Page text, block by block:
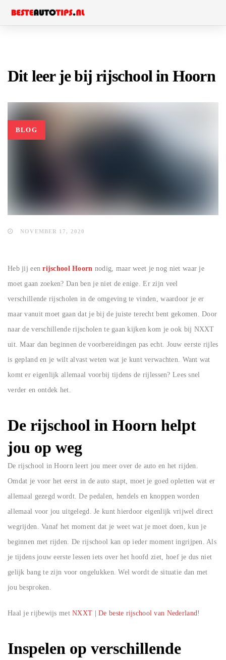
Skip
Dit leer je bij rijschool in Hoorn
BLOG
NOVEMBER 17, 2020
Heb jij eenrijschool Hoorn nodig, maar weet je nog niet waar je
moet gaan zoeken? Dan ben je niet de enige. Er zijn veel
verschillende rijscholen in de omgeving te vinden, waardoor je er
maar vanuit moet gaan dat je bij de juiste terecht bent gekomen. Door
naar de verschillende rijscholen te gaan kijken kom je ook bij NXXT
uit. Maar dan beginnen de voorbereidingen pas echt. Jouw eerste rijles
is gepland en je wilt alvast weten wat je kunt verwachten. Want wat
komt er eigenlijk allemaal voorbij tijdens de rijlessen? Lees snel
verder en ontdek het.
De rijschool in Hoorn helpt
jou op weg
De rijschool in Hoorn leert jou meer over de auto en het rijden.
Omdat je voor het eerst in de auto stapt, moet je goed opletten wat er
allemaal gezegd wordt. De pedalen, hendels en knoppen worden
allemaal voor jou uitgelegd. Je kunt hierdoor eigenlijk vrijwel direct
wegrijden. Vanaf het moment dat je weet wat je moet doen, kun je
beginnen met rijden. De rijschool kan op ieder moment ingrijpen. Als
je tijdens jouw eerste lessen iets over het hoofd ziet, hoef je dus niet
gelijk bang te zijn voor ongelukken. Wel wordt de situatie dan met
jou besproken.
Haal je rijbewijs metNXXT | De beste rijschool van Nederland!
Inspelen op verschillende